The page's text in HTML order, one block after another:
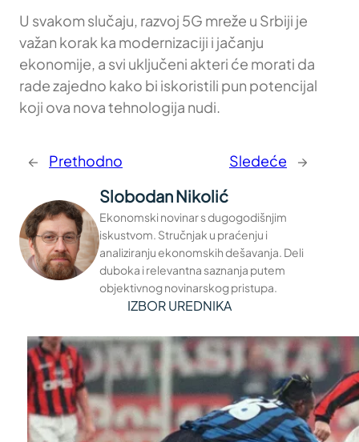
U svakom slučaju, razvoj 5G mreže u Srbiji je
važan korak ka modernizaciji i jačanju
ekonomije, a svi uključeni akteri će morati da
rade zajedno kako bi iskoristili pun potencijal
koji ova nova tehnologija nudi.
← Prethodno Sledeće →
Slobodan Nikolić
Ekonomski novinar s dugogodišnjim
iskustvom. Stručnjak u praćenju i
analiziranju ekonomskih dešavanja. Deli
duboka i relevantna saznanja putem
objektivnog novinarskog pristupa.
IZBOR UREDNIKA